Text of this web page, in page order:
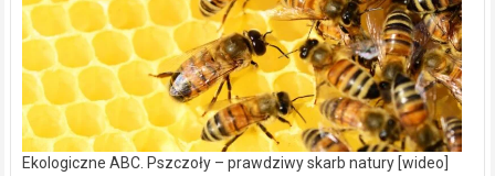
15,6
mln
na
modernizację
oczyszczalni
ścieków
[wideo]
Ekologiczne ABC. Pszczoły – prawdziwy skarb natury [wideo]